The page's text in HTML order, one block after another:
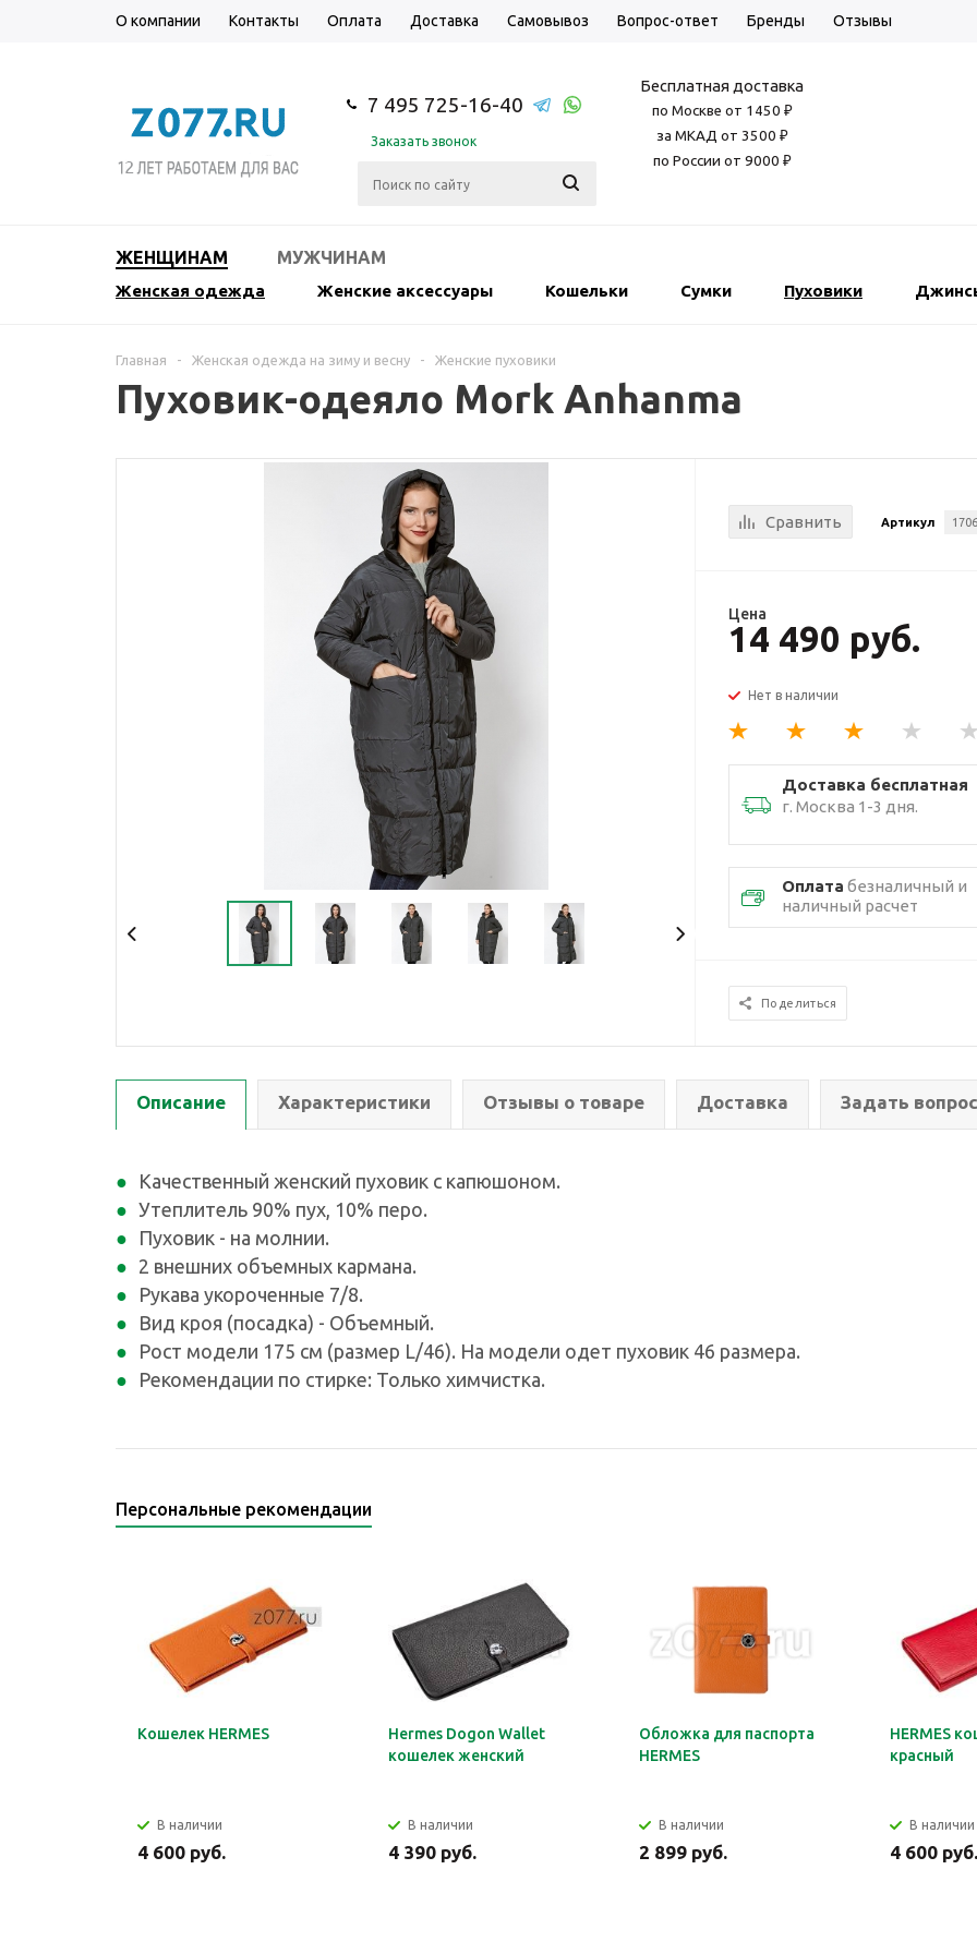
О компании Контакты Оплата Доставка Самовывоз Вопрос-ответ Бренды Отзывы
7 495 725-16-40
Заказать звонок
Бесплатная доставка
по Москве от 1450 ₽
за МКАД от 3500 ₽
по России от 9000 ₽
ЖЕНЩИНАМ МУЖЧИНАМ
Женская одежда Женские аксессуары Кошельки Сумки Пуховики
Главная - Женская одежда на зиму и весну - Женские пуховики
Пуховик-одеяло Mork Anhanma
Сравнить Артикул
Цена
14 490 руб.
Нет в наличии
Доставка бесплатная
г. Москва 1-3 дня.
Оплата безналичный и
наличный расчет
Поделиться
Описание Характеристики Отзывы о товаре Доставка Задать вопрос
Качественный женский пуховик с капюшоном.
Утеплитель 90% пух, 10% перо.
Пуховик - на молнии.
2 внешних объемных кармана.
Рукава укороченные 7/8.
Вид кроя (посадка) - Объемный.
Рост модели 175 см (размер L/46). На модели одет пуховик 46 размера.
Рекомендации по стирке: Только химчистка.
Персональные рекомендации
Кошелек HERMES
В наличии
4 600 руб.
Hermes Dogon Wallet
кошелек женский
В наличии
4 390 руб.
Обложка для паспорта
HERMES
В наличии
2 899 руб.
HERMES
красный
В наличии
4 600 руб.